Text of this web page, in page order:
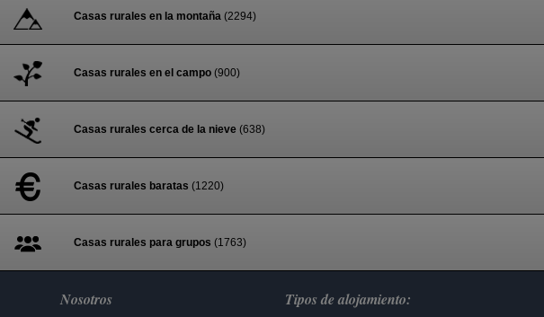
Casas rurales en la montaña (2294)
Casas rurales en el campo (900)
Casas rurales cerca de la nieve (638)
Casas rurales baratas (1220)
Casas rurales para grupos (1763)
Nosotros Tipos de alojamiento: